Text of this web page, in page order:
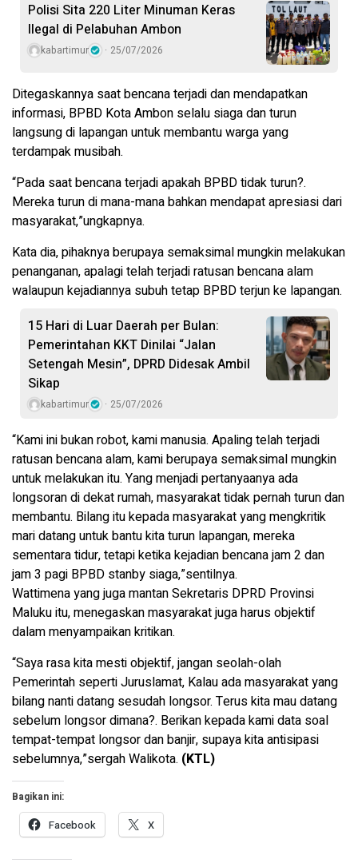
Polisi Sita 220 Liter Minuman Keras
Ilegal di Pelabuhan Ambon
kabartimur 25/07/2026
Ditegaskannya saat bencana terjadi dan mendapatkan
informasi, BPBD Kota Ambon selalu siaga dan turun
langsung di lapangan untuk membantu warga yang
terdampak musibah.
“Pada saat bencana terjadi apakah BPBD tidak turun?.
Mereka turun di mana-mana bahkan mendapat apresiasi dari
masyarakat,”ungkapnya.
Kata dia, pihaknya berupaya semaksimal mungkin melakukan
penanganan, apalagi telah terjadi ratusan bencana alam
walaupun kejadiannya subuh tetap BPBD terjun ke lapangan.
15 Hari di Luar Daerah per Bulan:
Pemerintahan KKT Dinilai “Jalan
Setengah Mesin”, DPRD Didesak Ambil
Sikap
kabartimur 25/07/2026
“Kami ini bukan robot, kami manusia. Apaling telah terjadi
ratusan bencana alam, kami berupaya semaksimal mungkin
untuk melakukan itu. Yang menjadi pertanyaanya ada
longsoran di dekat rumah, masyarakat tidak pernah turun dan
membantu. Bilang itu kepada masyarakat yang mengkritik
mari datang untuk bantu kita turun lapangan, mereka
sementara tidur, tetapi ketika kejadian bencana jam 2 dan
jam 3 pagi BPBD stanby siaga,”sentilnya.
Wattimena yang juga mantan Sekretaris DPRD Provinsi
Maluku itu, menegaskan masyarakat juga harus objektif
dalam menyampaikan kritikan.
“Saya rasa kita mesti objektif, jangan seolah-olah
Pemerintah seperti Juruslamat, Kalau ada masyarakat yang
bilang nanti datang sesudah longsor. Terus kita mau datang
sebelum longsor dimana?. Berikan kepada kami data soal
tempat-tempat longsor dan banjir, supaya kita antisipasi
sebelumnya,”sergah Walikota. (KTL)
Bagikan ini:
Facebook X